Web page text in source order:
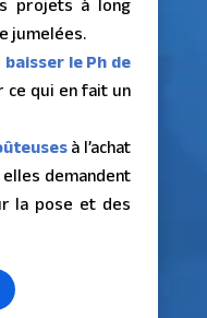
projets à long
jumelées.
baisser le Ph de
ce qui en fait un
à l’achat
demandent
la pose et des